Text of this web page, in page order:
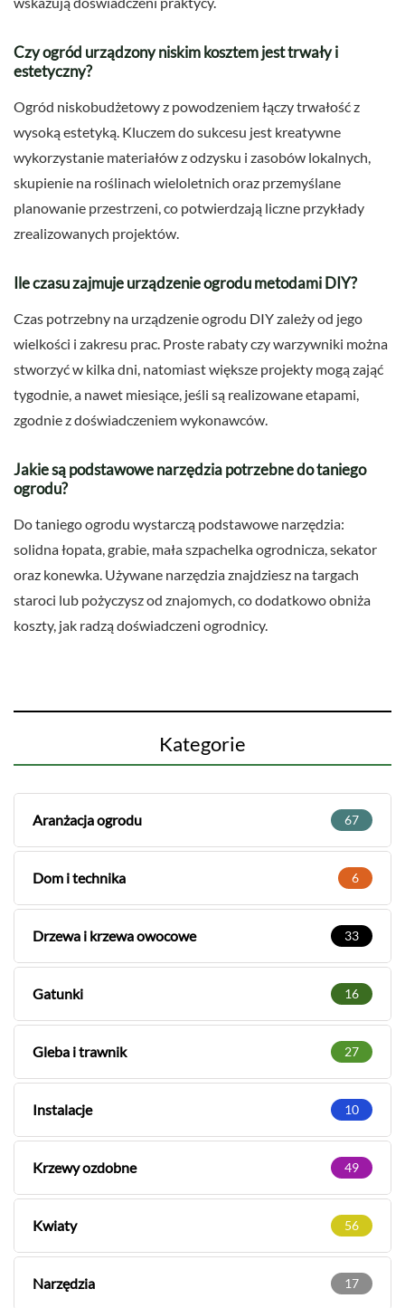
Czy ogród urządzony niskim kosztem jest trwały i
estetyczny?
Ogród niskobudżetowy z powodzeniem łączy trwałość z
wysoką estetyką. Kluczem do sukcesu jest kreatywne
wykorzystanie materiałów z odzysku i zasobów lokalnych,
skupienie na roślinach wieloletnich oraz przemyślane
planowanie przestrzeni, co potwierdzają liczne przykłady
zrealizowanych projektów.
Ile czasu zajmuje urządzenie ogrodu metodami DIY?
Czas potrzebny na urządzenie ogrodu DIY zależy od jego
wielkości i zakresu prac. Proste rabaty czy warzywniki można
stworzyć w kilka dni, natomiast większe projekty mogą zająć
tygodnie, a nawet miesiące, jeśli są realizowane etapami,
zgodnie z doświadczeniem wykonawców.
Jakie są podstawowe narzędzia potrzebne do taniego
ogrodu?
Do taniego ogrodu wystarczą podstawowe narzędzia:
solidna łopata, grabie, mała szpachelka ogrodnicza, sekator
oraz konewka. Używane narzędzia znajdziesz na targach
staroci lub pożyczysz od znajomych, co dodatkowo obniża
koszty, jak radzą doświadczeni ogrodnicy.
Kategorie
Aranżacja ogrodu 67
Dom i technika 6
Drzewa i krzewa owocowe 33
Gatunki 16
Gleba i trawnik 27
Instalacje 10
Krzewy ozdobne 49
Kwiaty 56
Narzędzia 17